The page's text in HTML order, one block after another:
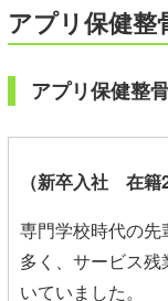
アプリ保健整
アプリ保健整
（新卒入社 在籍2
専門学校時代の
多く、サービス
いていました。